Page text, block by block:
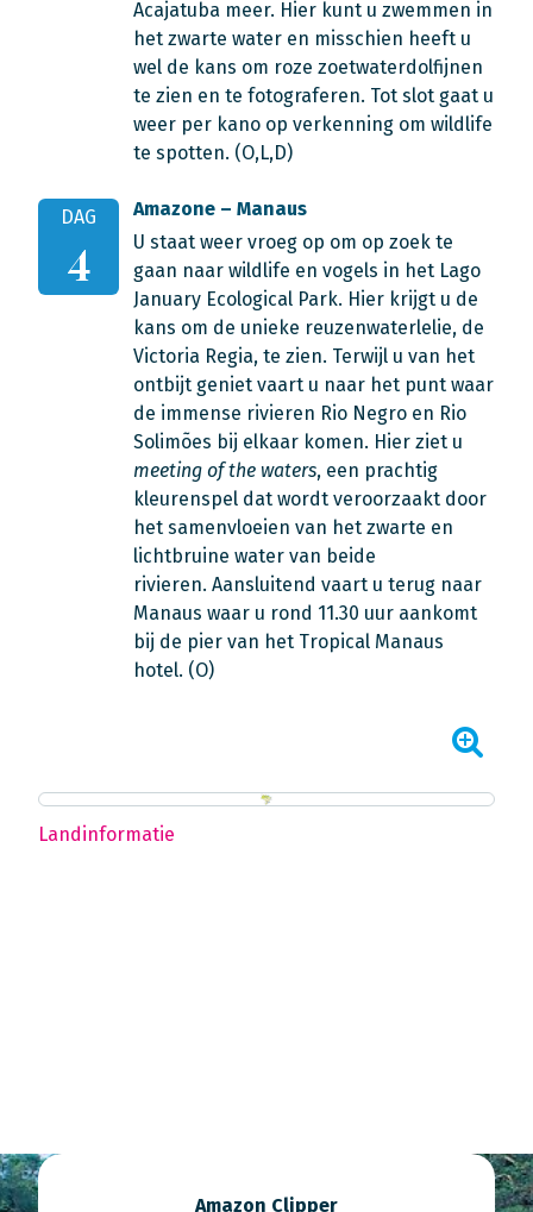
Acajatuba meer. Hier kunt u zwemmen in
het zwarte water en misschien heeft u
wel de kans om roze zoetwaterdolfijnen
te zien en te fotograferen. Tot slot gaat u
weer per kano op verkenning om wildlife
te spotten. (O,L,D)
DAG
4
Amazone – Manaus
U staat weer vroeg op om op zoek te
gaan naar wildlife en vogels in het Lago
January Ecological Park. Hier krijgt u de
kans om de unieke reuzenwaterlelie, de
Victoria Regia, te zien. Terwijl u van het
ontbijt geniet vaart u naar het punt waar
de immense rivieren Rio Negro en Rio
Solimões bij elkaar komen. Hier ziet u
meeting of the waters, een prachtig
kleurenspel dat wordt veroorzaakt door
het samenvloeien van het zwarte en
lichtbruine water van beide
rivieren. Aansluitend vaart u terug naar
Manaus waar u rond 11.30 uur aankomt
bij de pier van het Tropical Manaus
hotel. (O)
Landinformatie
Amazon Clipper